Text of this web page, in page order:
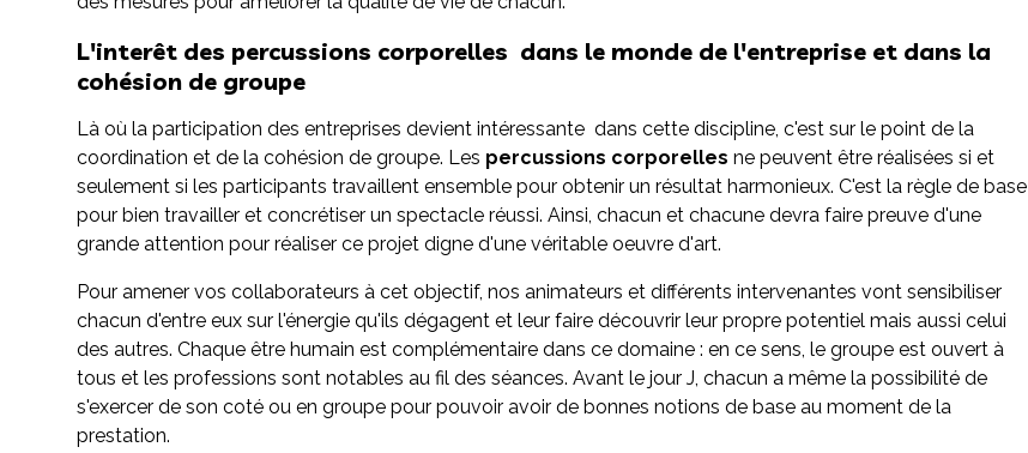
L'interêt des percussions corporelles dans le monde de l'entreprise et dans la
cohésion de groupe
Là où la participation des entreprises devient intéressante dans cette discipline, c'est sur le point de la
coordination et de la cohésion de groupe. Les percussions corporelles ne peuvent être réalisées si et
seulement si les participants travaillent ensemble pour obtenir un résultat harmonieux. C'est la règle de base
pour bien travailler et concrétiser un spectacle réussi. Ainsi, chacun et chacune devra faire preuve d'une
grande attention pour réaliser ce projet digne d'une véritable oeuvre d'art.
Pour amener vos collaborateurs à cet objectif, nos animateurs et différents intervenantes vont sensibiliser
chacun d'entre eux sur l'énergie qu'ils dégagent et leur faire découvrir leur propre potentiel mais aussi celui
des autres. Chaque être humain est complémentaire dans ce domaine : en ce sens, le groupe est ouvert à
tous et les professions sont notables au fil des séances. Avant le jour J, chacun a même la possibilité de
s'exercer de son coté ou en groupe pour pouvoir avoir de bonnes notions de base au moment de la
prestation.